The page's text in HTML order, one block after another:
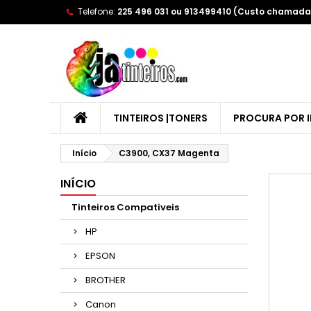
Telefone: 225 496 031 ou 913499410 (Custo
TINTEIROS |TONERS PROCURA POR
Início C3900, CX37 Magenta
INÍCIO
Tinteiros Compativeis
HP
EPSON
BROTHER
Canon